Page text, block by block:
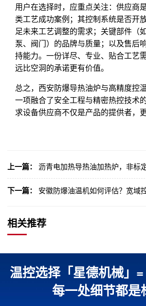
用户在选择时，应重点关注：供应商
类工艺成功案例；其控制系统是否开
足未来工艺调整的需求；关键部件（
泵、阀门）的品牌与质量；以及售后
持能力。一份详尽、专业、贴合工艺
远比空洞的承诺更有价值。
总之，西安防爆导热油炉与高精度控
一项融合了安全工程与精密热控技术
求设备供应商不仅是产品的提供者，
上一篇： 沥青电加热导热油加热炉，非标
下一篇： 安徽防爆油温机如何评估？宽域
相关推荐
温控选择「星德机械」
每一处细节都是